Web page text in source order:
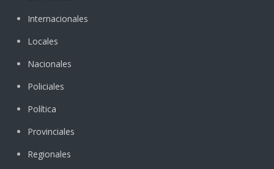
Internacionales
Locales
Nacionales
Policiales
Política
Provinciales
Regionales